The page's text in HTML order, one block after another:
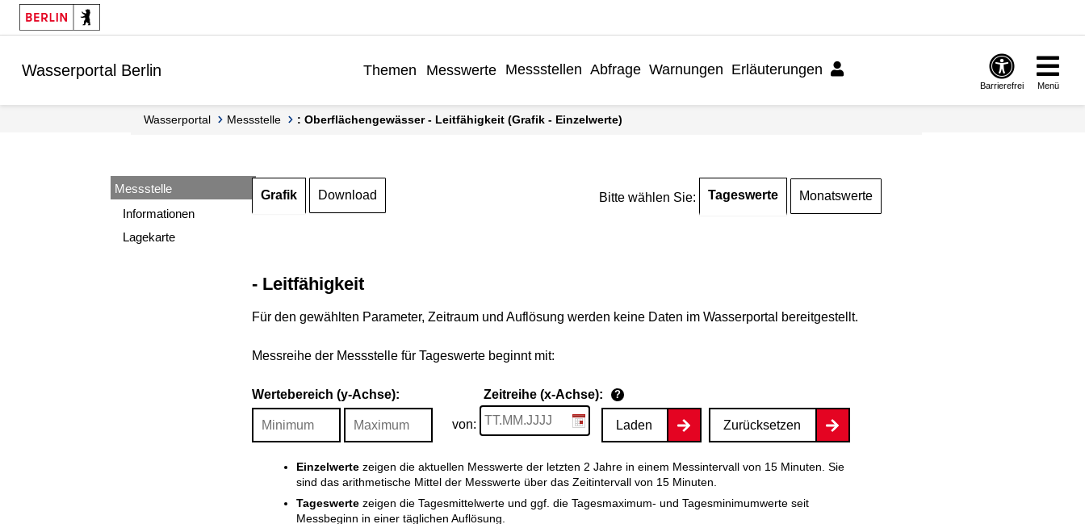
Springe zur Navigation
Springe zum Inhalt
Wasserportal Berlin Themen Messwerte Messstellen Abfrage Warnungen Erläuterungen
Barrierefrei Menü
Wasserportal Messstelle : Oberflächengewässer - Leitfähigkeit (Grafik - Einzelwerte)
Messstelle
Informationen
Lagekarte
Grafik Download Bitte wählen Sie: Tageswerte Monatswerte
- Leitfähigkeit
Für den gewählten Parameter, Zeitraum und Auflösung werden keine Daten im Wasserportal bereitgestellt.
Messreihe der Messstelle für Tageswerte beginnt mit:
Wertebereich (y-Achse): Zeitreihe (x-Achse): ?
von: Laden Zurücksetzen
Einzelwertezeigen die aktuellen Messwerte der letzten 2 Jahre in einem Messintervall von 15 Minuten. Sie
sind das arithmetische Mittel der Messwerte über das Zeitintervall von 15 Minuten.
Tageswertezeigen die Tagesmittelwerte und ggf. die Tagesmaximum- und Tagesminimumwerte seit
Messbeginn in einer täglichen Auflösung.